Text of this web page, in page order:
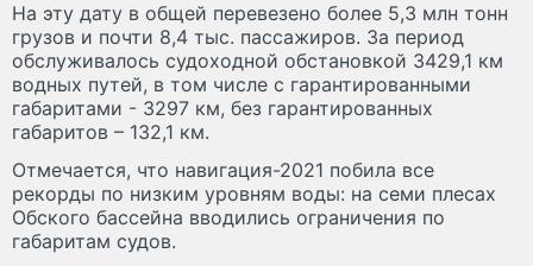
На эту дату в общей перевезено более 5,3 млн тонн
грузов и почти 8,4 тыс. пассажиров. За период
обслуживалось судоходной обстановкой 3429,1 км
водных путей, в том числе с гарантированными
габаритами - 3297 км, без гарантированных
габаритов – 132,1 км.
Отмечается, что навигация-2021 побила все
рекорды по низким уровням воды: на семи плесах
Обского бассейна вводились ограничения по
габаритам судов.